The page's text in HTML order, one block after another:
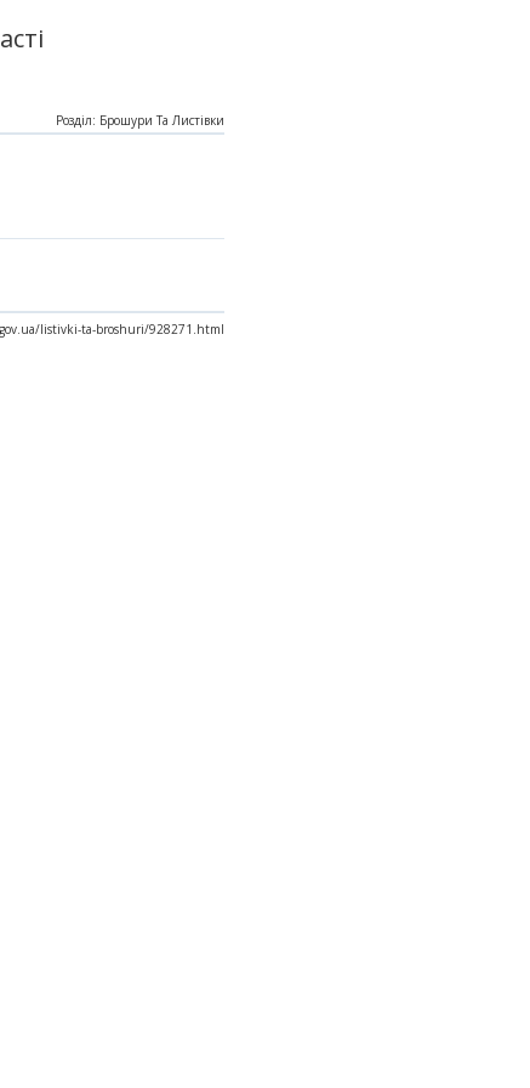
Розділ: Брошури Та Листівки
listivki-ta-broshuri/928271.html